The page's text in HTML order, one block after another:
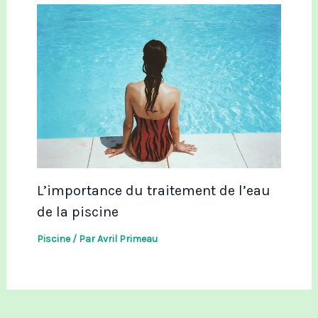
L’importance du traitement de l’eau
de la piscine
Piscine/ ParAvril Primeau